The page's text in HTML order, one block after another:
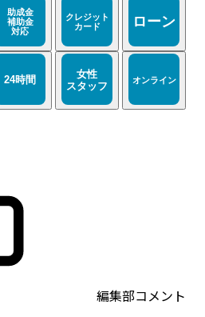
編集部コメント